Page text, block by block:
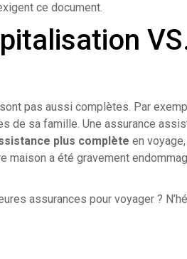
ce document.
pas aussi complètes. Par
de sa famille. Une assurance
plus complète en
a été gravement
assurances pour voyager ?